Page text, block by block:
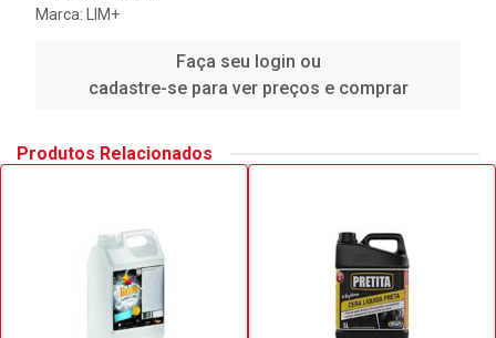
Marca: LIM+
Faça seu login ou
cadastre-se para ver preços e comprar
Produtos Relacionados